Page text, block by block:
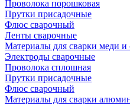
Проволока порошковая
Прутки присадочные
Флюс сварочный
Ленты сварочные
Материалы для сварки меди и
Электроды сварочные
Проволока сплошная
Прутки присадочные
Флюс сварочный
Материалы для сварки